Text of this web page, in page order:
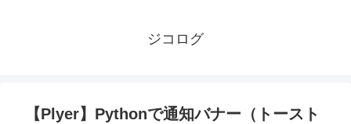
ジコログ
【Plyer】Pythonで通知バナー（トースト